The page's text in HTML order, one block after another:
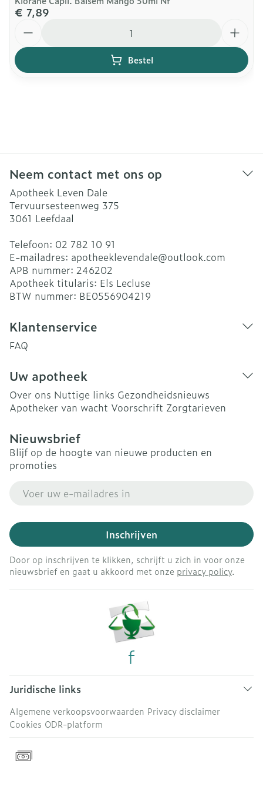
€ 7,89
Bestel
Neem contact met ons op
Apotheek Leven Dale
Tervuursesteenweg 375
3061 Leefdaal
Telefoon: 02 782 10 91
E-mailadres: apotheeklevendale@outlook.com
APB nummer: 246202
Apotheek titularis: Els Lecluse
BTW nummer: BE0556904219
Klantenservice
FAQ
Uw apotheek
Over ons Nuttige links Gezondheidsnieuws
Apotheker van wacht Voorschrift Zorgtarieven
Nieuwsbrief
Blijf op de hoogte van nieuwe producten en
promoties
Inschrijven
Door op inschrijven te klikken, schrijft u zich in voor onze
nieuwsbrief en gaat u akkoord met onze privacy policy.
Juridische links
Algemene verkoopsvoorwaarden Privacy disclaimer
Cookies ODR-platform